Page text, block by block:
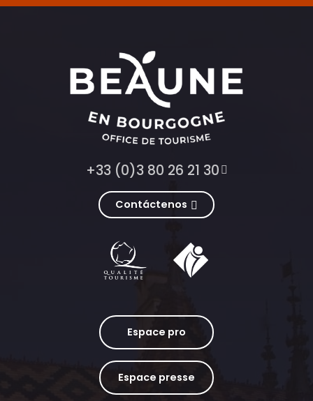
+33 (0)3 80 26 21 30
Contáctenos
Espace pro
Espace presse